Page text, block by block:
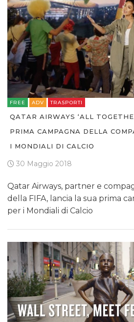
FREE ADV TRASPORTI
QATAR AIRWAYS ‘ALL
PRIMA CAMPAGNA DELLA
I MONDIALI DI CALCIO
30 Maggio 2018
Qatar Airways, partner e
della FIFA, lancia la sua prima
per i Mondiali di Calcio